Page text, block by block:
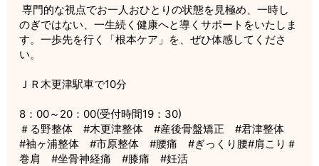
専門的な視点でお一人おひとりの状態を見極め、一時し
のぎではない、一生続く健康へと導くサポートをいたしま
す。一歩先を行く「根本ケア」を、ぜひ体感してくださ
い。
ＪＲ木更津駅車で10分
8：00～20：00(受付時間19：30)
＃る野整体 #木更津整体 #産後骨盤矯正 #君津整体
#袖ヶ浦整体 #市原整体 #腰痛 #ぎっくり腰#肩こり＃
巻肩 #坐骨神経痛 #膝痛 #妊活